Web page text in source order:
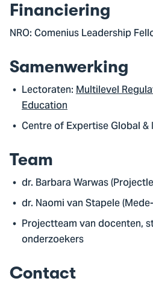
Financiering
NRO: Comenius Leadership
Samenwerking
Lectoraten:Multilevel
Education
Centre of Expertise Global
Team
dr. Barbara Warwas
dr. Naomi van Stapele
Projectteam van docenten,
onderzoekers
Contact